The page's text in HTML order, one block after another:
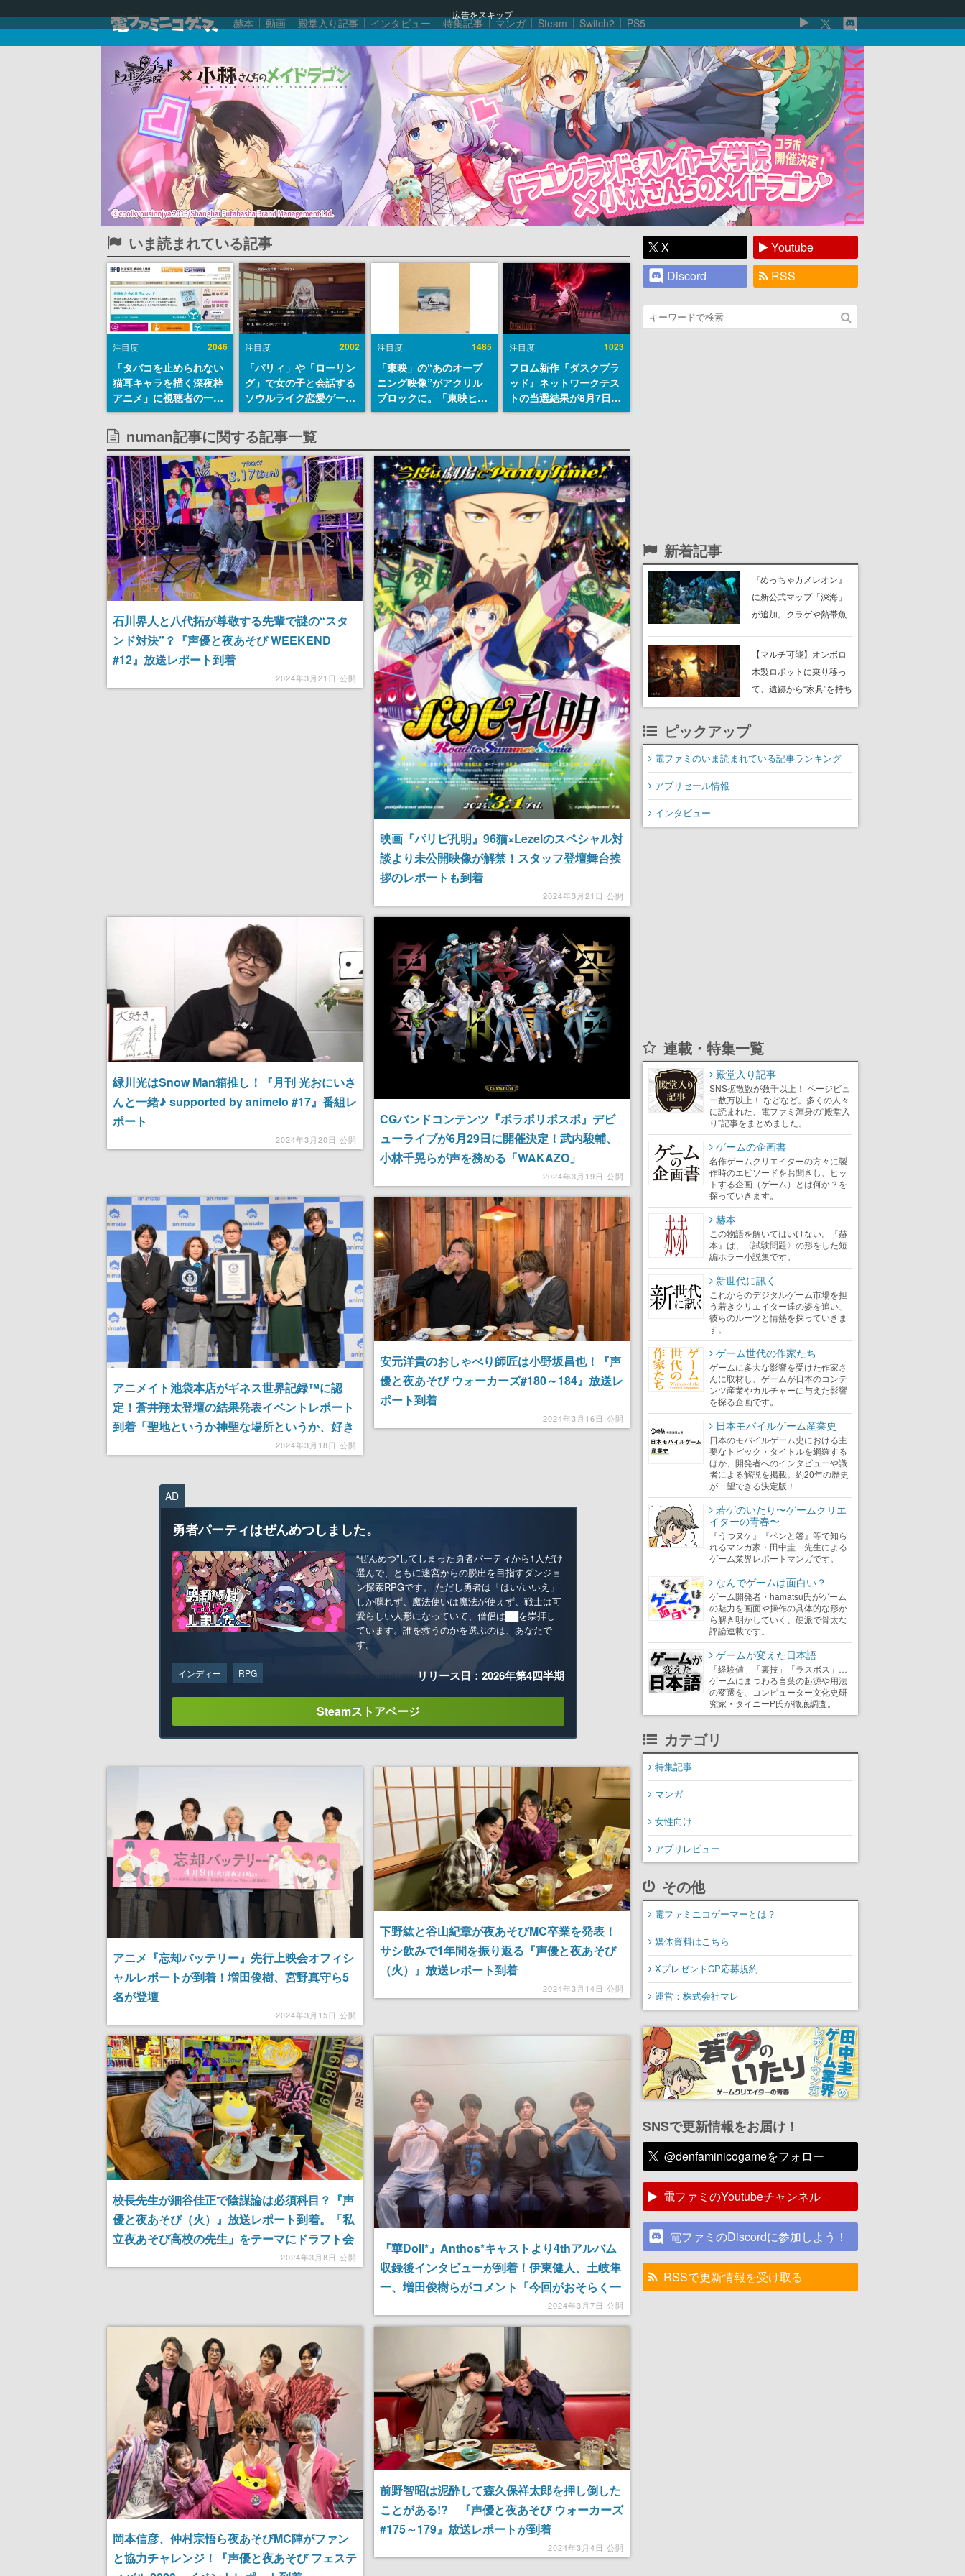
広告をスキップ
赫本 動画 殿堂入り記事 インタビュー 特集記事 マンガ Steam Switch2 PS5
いま読まれている記事
注目度 2046
「タバコを止められない
猫耳キャラを描く深夜枠
アニメ」に視聴者の一部
から批判意見。違法薬物
の使用と思しき描写も含
めて、BPOが議論を交わ
す
注目度 2002
「パリィ」や「ローリン
グ」で女の子と会話する
ソウルライク恋愛ゲーム
『小早川さんはソウルラ
イク』無料公開。返事に
失敗すると「YOU
DIED」
注目度 1485
「東映」の“あのオープ
ニング映像”がアクリル
ブロックに。「東映ヒス
トリカル グッズコレクシ
注目度 1023
フロム新作『ダスクブラ
ッド』ネットワークテス
トの当選結果が8月7日22
時に発表。応募サイトの
日～24日
numan記事に関する記事一覧
石川界人と八代拓が尊敬する先輩で謎の“スタ
ンド対決”？『声優と夜あそび WEEKEND
#12』放送レポート到着
2024年3月21日 公開
映画『パリピ孔明』96猫×Lezelのスペシャル対
談より未公開映像が解禁！スタッフ登壇舞台挨
拶のレポートも到着
2024年3月21日 公開
緑川光はSnow Man箱推し！『月刊 光おにいさ
んと一緒♪ supported by animelo #17』番組レ
ポート
2024年3月20日 公開
CGバンドコンテンツ『ポラポリポスポ』デビ
ューライブが6月29日に開催決定！武内駿輔、
小林千晃らが声を務める「WAKAZO」
「chirp×chirp」2つのバンドが登場2024年3月19日 公開
アニメイト池袋本店がギネス世界記録™に認
定！蒼井翔太登壇の結果発表イベントレポート
到着「聖地というか神聖な場所というか、好き
2024年3月18日 公開
安元洋貴のおしゃべり師匠は小野坂昌也！『声
優と夜あそび ウォーカーズ#180～184』放送レ
ポート到着
2024年3月16日 公開
AD
勇者パーティはぜんめつしました。
“ぜんめつ”してしまった勇者パーティから1人だけ
選んで、ともに迷宮からの脱出を目指すダンジョ
ン探索RPGです。 ただし勇者は「はい/いいえ」
しか喋れず、魔法使いは魔法が使えず、戦士は可
愛らしい人形になっていて、僧侶は██を崇拝し
ています。誰を救うのかを選ぶのは、あなたで
す。
インディー RPG リリース日：2026年第4四半期
Steamストアページ
アニメ『忘却バッテリー』先行上映会オフィシ
ャルレポートが到着！増田俊樹、宮野真守ら5
名が登壇
2024年3月15日 公開
下野紘と谷山紀章が夜あそびMC卒業を発表！
サシ飲みで1年間を振り返る『声優と夜あそび
（火）』放送レポート到着
2024年3月14日 公開
校長先生が細谷佳正で陰謀論は必須科目？『声
優と夜あそび（火）』放送レポート到着。「私
立夜あそび高校の先生」をテーマにドラフト会
2024年3月8日 公開
『華Doll*』Anthos*キャストより4thアルバム
収録後インタビューが到着！伊東健人、土岐隼
一、増田俊樹らがコメント「今回がおそらく一
2024年3月7日 公開
岡本信彦、仲村宗悟ら夜あそびMC陣がファン
と協力チャレンジ！『声優と夜あそび フェステ
前野智昭は泥酔して森久保祥太郎を押し倒した
ことがある!? 『声優と夜あそび ウォーカーズ
#175～179』放送レポートが到着
2024年3月4日 公開
X
Youtube
Discord
RSS
新着記事
『めっちゃカメレオン』
に新公式マップ「深海」
が追加。クラゲや熱帯魚
や大きな貝も
【マルチ可能】オンボロ
木製ロボットに乗り移っ
て、遺跡から“家具”を持ち
帰るホラーアクションゲ
売。迫る“腐敗”から逃げ延
び、持ち帰った家具で基
ピックアップ
電ファミのいま読まれている記事ランキング
アプリセール情報
インタビュー
連載・特集一覧
殿堂入り記事
SNS拡散数が数千以上！ ページビュ
ー数万以上！ などなど。多くの人々
に読まれた、電ファミ渾身の“殿堂入
り”記事をまとめました。
ゲームの企画書
名作ゲームクリエイターの方々に製
作時のエピソードをお聞きし、ヒッ
トする企画（ゲーム）とは何か？を
探っていきます。
赫本
この物語を解いてはいけない。『赫
本』は、〈試験問題〉の形をした短
編ホラー小説集です。
新世代に訊く
これからのデジタルゲーム市場を担
う若きクリエイター達の姿を追い、
彼らのルーツと情熱を探っていきま
す。
ゲーム世代の作家たち
ゲームに多大な影響を受けた作家さ
んに取材し、ゲームが日本のコンテ
ンツ産業やカルチャーに与えた影響
を探る企画です。
日本モバイルゲーム産業史
日本のモバイルゲーム史における主
要なトピック・タイトルを網羅する
ほか、開発者へのインタビューや識
者による解説を掲載。約20年の歴史
が一望できる決定版！
若ゲのいたり〜ゲームクリエ
イターの青春〜
『うつヌケ』『ペンと箸』等で知ら
れるマンガ家・田中圭一先生による
ゲーム業界レポートマンガです。
なんでゲームは面白い？
ゲーム開発者・hamatsu氏がゲーム
の魅力を画面や操作の具体的な形か
ら解き明かしていく、硬派で骨太な
評論連載です。
ゲームが変えた日本語
「経験値」「裏技」「ラスボス」…
ゲームにまつわる言葉の起源や用法
の変遷を、コンピューター文化史研
究家・タイニーP氏が徹底調査。
カテゴリ
特集記事
マンガ
女性向け
アプリレビュー
その他
電ファミニコゲーマーとは？
媒体資料はこちら
XプレゼントCP応募規約
運営：株式会社マレ
SNSで更新情報をお届け！
@denfaminicogameをフォロー
電ファミのYoutubeチャンネル
電ファミのDiscordに参加しよう！
RSSで更新情報を受け取る